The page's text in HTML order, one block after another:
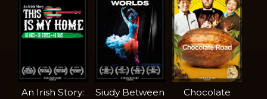
An Irish Story:
Siudy Between
Chocolate